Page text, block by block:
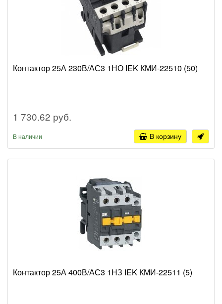
Контактор 25А 230В/АС3 1НО IEK КМИ-22510 (50)
1 730.62 руб.
В наличии В корзину
Контактор 25А 400В/АС3 1НЗ IEK КМИ-22511 (5)